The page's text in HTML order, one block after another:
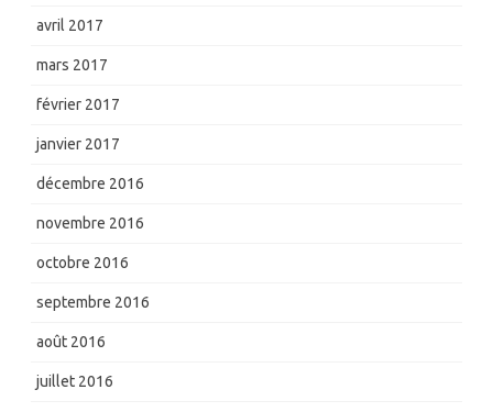
avril 2017
mars 2017
février 2017
janvier 2017
décembre 2016
novembre 2016
octobre 2016
septembre 2016
août 2016
juillet 2016